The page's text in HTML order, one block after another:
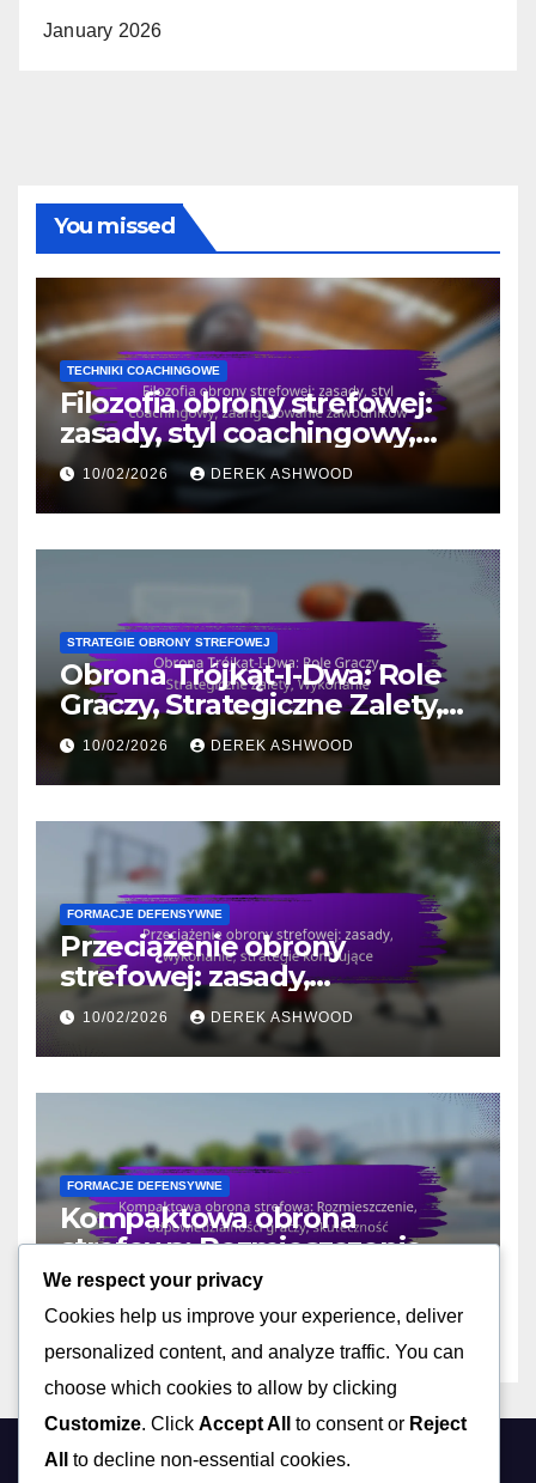
January 2026
You missed
TECHNIKI COACHINGOWE
Filozofia obrony strefowej:
zasady, styl coachingowy,
zaangażowanie zawodników
10/02/2026 DEREK ASHWOOD
STRATEGIE OBRONY STREFOWEJ
Obrona Trójkąt-I-Dwa: Role
Graczy, Strategiczne Zalety,
Wykonanie
10/02/2026 DEREK ASHWOOD
FORMACJE DEFENSYWNE
Przeciążenie obrony
strefowej: zasady,
wykonanie, strategie
kontrujące
10/02/2026 DEREK ASHWOOD
FORMACJE DEFENSYWNE
Kompaktowa obrona
strefowa: Rozmieszczenie,
odpowiedzialności graczy,
skuteczność
10/02/2026 DEREK ASHWOOD
We respect your privacy
Cookies help us improve your experience, deliver
personalized content, and analyze traffic. You can
choose which cookies to allow by clicking
Customize. Click Accept All to consent or Reject
All
to decline non-essential cookies.